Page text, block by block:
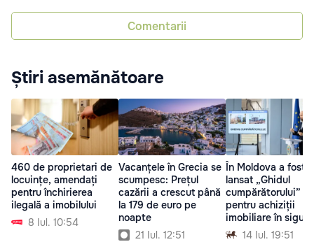
Comentarii
Știri asemănătoare
460 de proprietari de
locuințe, amendați
pentru închirierea
ilegală a imobilului
8 Iul. 10:54
Vacanțele în Grecia se
scumpesc: Prețul
cazării a crescut până
la 179 de euro pe
noapte
21 Iul. 12:51
În Moldova a fost
lansat „Ghidul
cumpărătorului”
pentru achiziții
imobiliare în
14 Iul. 19:51